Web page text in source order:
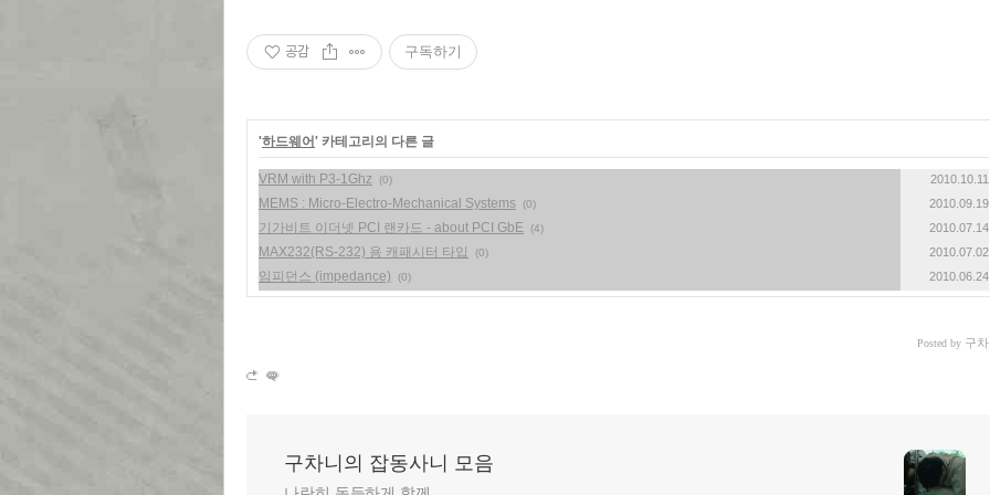
공감 구독하기
'하드웨어' 카테고리의 다른 글
VRM with P3-1Ghz (0) 2010.10.11
MEMS : Micro-Electro-Mechanical Systems (0) 2010.09.19
기가비트 이더넷 PCI 랜카드 - about PCI GbE (4) 2010.07.14
MAX232(RS-232) 용 캐패시터 타입 (0) 2010.07.02
임피던스 (impedance) (0) 2010.06.24
Posted by 구
구차니의 잡동사니 모음